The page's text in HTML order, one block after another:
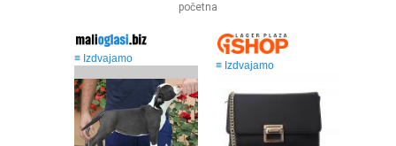
početna